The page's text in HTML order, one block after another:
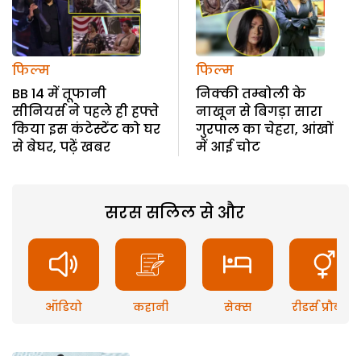
फिल्म
BB 14 में तूफानी
सीनियर्स ने पहले ही हफ्ते
किया इस कंटेस्टेंट को घर
से बेघर, पढ़ें खबर
फिल्म
निक्की तम्बोली के
नाखून से बिगड़ा सारा
गुरपाल का चेहरा, आंखों
में आई चोट
सरस सलिल से और
ऑडियो कहानी सेक्स रीडर्स प्रौब्लम